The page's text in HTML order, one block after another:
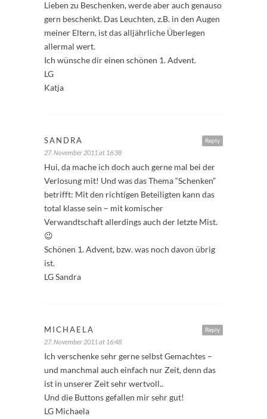
Lieben zu Beschenken, werde aber auch genauso
gern beschenkt. Das Leuchten, z.B. in den Augen
meiner Eltern, ist das alljährliche Überlegen
allermal wert.
Ich wünsche dir einen schönen 1. Advent.
LG
Katja
Reply
SANDRA
27. November 2011 at 16:38
Hui, da mache ich doch auch gerne mal bei der
Verlosung mit! Und was das Thema “Schenken”
betrifft: Mit den richtigen Beteiligten kann das
total klasse sein – mit komischer
Verwandtschaft allerdings auch der letzte Mist.
😉
Schönen 1. Advent, bzw. was noch davon übrig
ist.
LG Sandra
Reply
MICHAELA
27. November 2011 at 16:48
Ich verschenke sehr gerne selbst Gemachtes –
und manchmal auch einfach nur Zeit, denn das
ist in unserer Zeit sehr wertvoll..
Und die Buttons gefallen mir sehr gut!
LG Michaela